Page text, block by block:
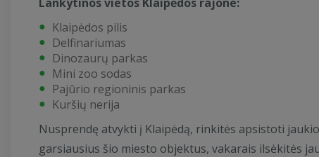
Klaipėdos pilis
Delfinariumas
Dinozaurų parkas
Mini zoo sodas
Pajūrio regioninis parkas
Kuršių nerija
Nusprendę atvykti į Klaipėdą, rinkitės apsistoti
garsiausius šio miesto objektus, vakarais ilsėkitės